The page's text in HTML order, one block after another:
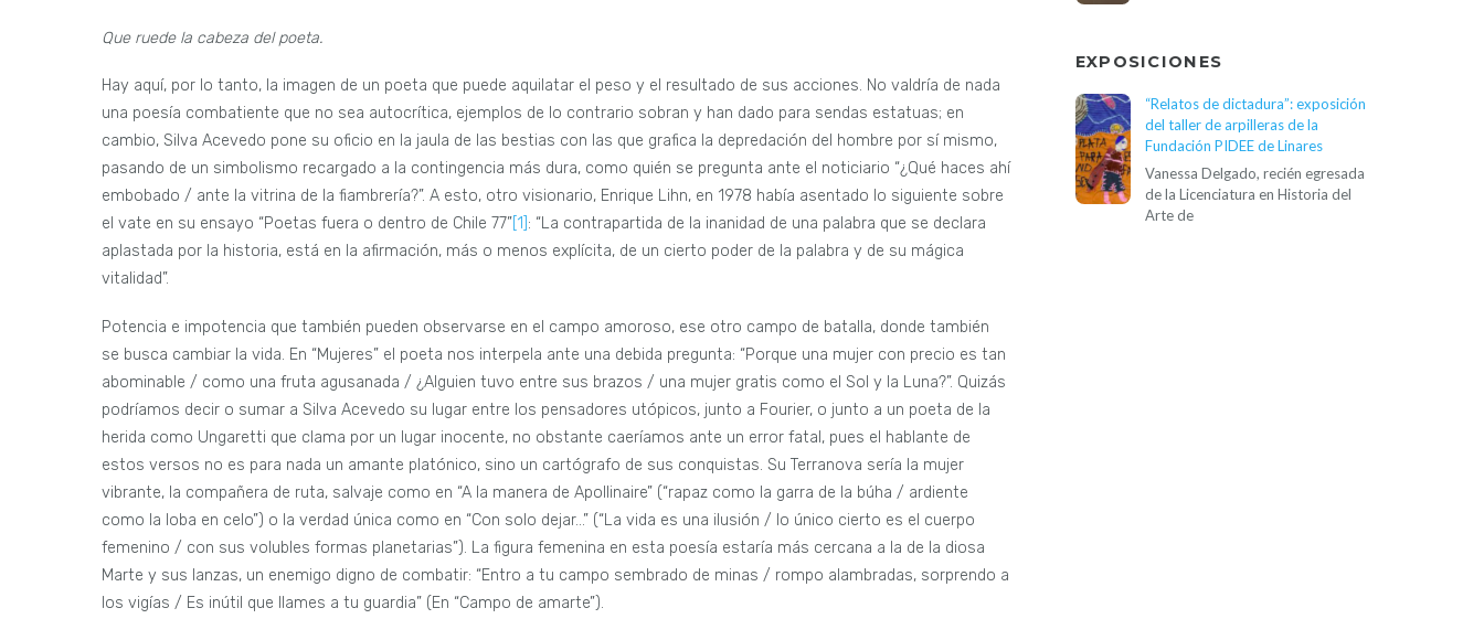
Que ruede la cabeza del poeta.
Hay aquí, por lo tanto, la imagen de un poeta que puede aquilatar el peso y el resultado de sus acciones. No valdría de nada
una poesía combatiente que no sea autocrítica, ejemplos de lo contrario sobran y han dado para sendas estatuas; en
cambio, Silva Acevedo pone su oficio en la jaula de las bestias con las que grafica la depredación del hombre por sí mismo,
pasando de un simbolismo recargado a la contingencia más dura, como quién se pregunta ante el noticiario “¿Qué haces ahí
embobado / ante la vitrina de la fiambrería?”. A esto, otro visionario, Enrique Lihn, en 1978 había asentado lo siguiente sobre
el vate en su ensayo “Poetas fuera o dentro de Chile 77” [1] : “La contrapartida de la inanidad de una palabra que se declara
aplastada por la historia, está en la afirmación, más o menos explícita, de un cierto poder de la palabra y de su mágica
vitalidad”.
Potencia e impotencia que también pueden observarse en el campo amoroso, ese otro campo de batalla, donde también
se busca cambiar la vida. En “Mujeres” el poeta nos interpela ante una debida pregunta: “Porque una mujer con precio es tan
abominable / como una fruta agusanada / ¿Alguien tuvo entre sus brazos / una mujer gratis como el Sol y la Luna?”. Quizás
podríamos decir o sumar a Silva Acevedo su lugar entre los pensadores utópicos, junto a Fourier, o junto a un poeta de la
herida como Ungaretti que clama por un lugar inocente, no obstante caeríamos ante un error fatal, pues el hablante de
estos versos no es para nada un amante platónico, sino un cartógrafo de sus conquistas. Su Terranova sería la mujer
vibrante, la compañera de ruta, salvaje como en “A la manera de Apollinaire” (“rapaz como la garra de la búha / ardiente
como la loba en celo”) o la verdad única como en “Con solo dejar…” (“La vida es una ilusión / lo único cierto es el cuerpo
femenino / con sus volubles formas planetarias”). La figura femenina en esta poesía estaría más cercana a la de la diosa
Marte y sus lanzas, un enemigo digno de combatir: “Entro a tu campo sembrado de minas / rompo alambradas, sorprendo a
los vigías / Es inútil que llames a tu guardia” (En “Campo de amarte”).
EXPOSICIONES
“Relatos de dictadura”: exposición
del taller de arpilleras de la
Fundación PIDEE de Linares
Vanessa Delgado, recién egresada
de la Licenciatura en Historia del
Arte de